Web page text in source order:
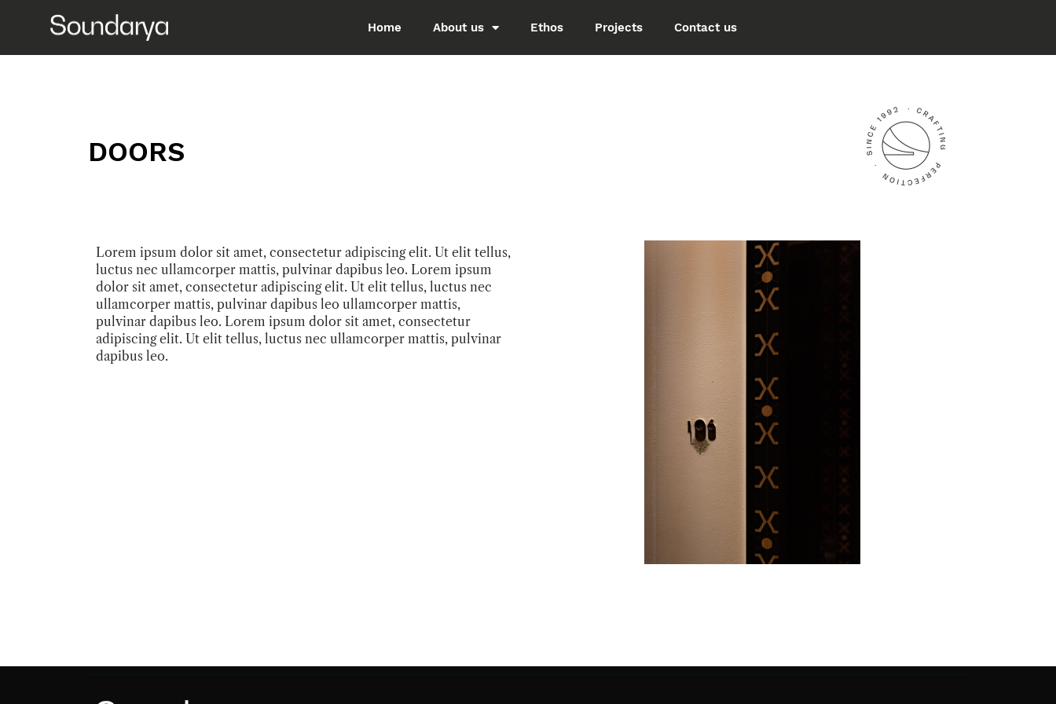
Home About us Ethos Projects Contact us
DOORS
Lorem ipsum dolor sit amet, consectetur adipiscing elit. Ut elit tellus,
luctus nec ullamcorper mattis, pulvinar dapibus leo. Lorem ipsum
dolor sit amet, consectetur adipiscing elit. Ut elit tellus, luctus nec
ullamcorper mattis, pulvinar dapibus leo ullamcorper mattis,
pulvinar dapibus leo. Lorem ipsum dolor sit amet, consectetur
adipiscing elit. Ut elit tellus, luctus nec ullamcorper mattis, pulvinar
dapibus leo.